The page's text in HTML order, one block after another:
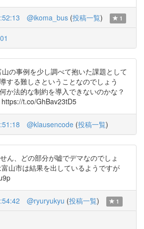
@ikoma_bus (投稿一覧) 1
の事例を少し調べて抱いた課題として
する難しさということなのでしょう
か法的な制約を導入できないのかな？
t.co/GhBav23tD5
@klausencode (投稿一覧)
ん、どの部分が嘘でデマなのでしょ
山市は結果を出しているようですが
@ryuryukyu (投稿一覧) 1